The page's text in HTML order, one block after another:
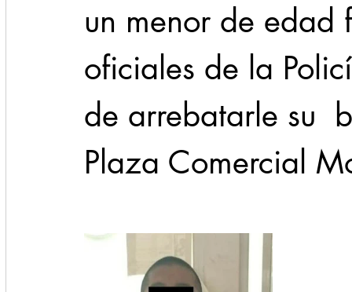
un menor de
oficiales de la
de arrebatarle su
Plaza Comercial